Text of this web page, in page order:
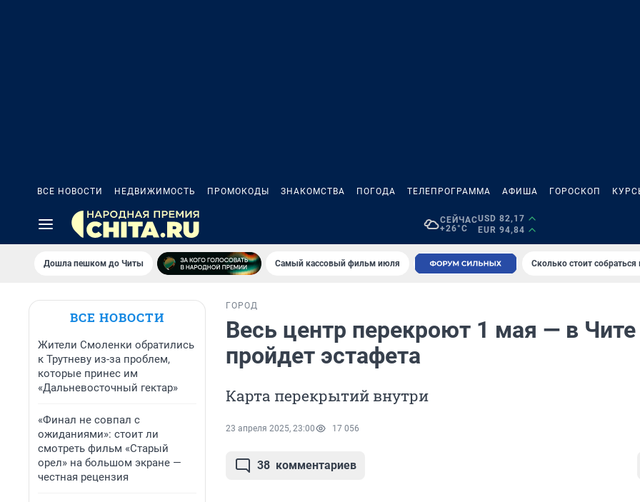
ВСЕ НОВОСТИ НЕДВИЖИМОСТЬ ПРОМОКОДЫ ЗНАКОМСТВА ПОГОДА ТЕЛЕПРОГРАММА АФИША ГОРОСКОП
СЕЙЧАС
+26°C
USD 82,17
EUR 94,84
Дошла пешком до Читы Самый кассовый фильм июля Сколько стоит
ВСЕ НОВОСТИ
Жители Смоленки обратились
к Трутневу из-за проблем,
которые принес им
«Дальневосточный гектар»
«Финал не совпал с
ожиданиями»: стоит ли
смотреть фильм «Старый
орел» на большом экране —
честная рецензия
ГОРОД
Весь центр перекроют 1 мая — в Чите
пройдет эстафета
Карта перекрытий внутри
23 апреля 2025, 23:00 17 056
38 комментариев